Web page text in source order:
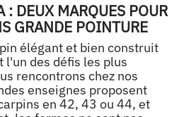
: DEUX MARQUES POUR
GRANDE POINTURE
élégant et bien construit
l'un des défis les plus
rencontrons chez nos
enseignes proposent
en 42, 43 ou 44, et